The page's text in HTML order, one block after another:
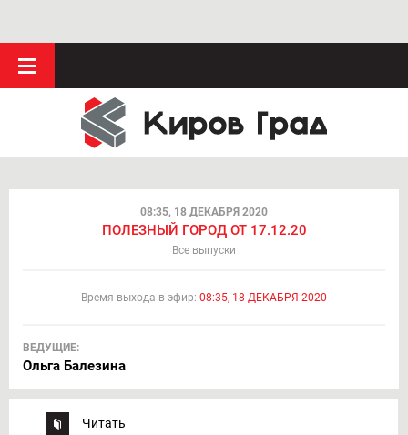
08:35, 18 ДЕКАБРЯ 2020
ПОЛЕЗНЫЙ ГОРОД ОТ 17.12.20
Все выпуски
Время выхода в эфир: 08:35, 18 ДЕКАБРЯ 2020
ВЕДУЩИЕ:
Ольга Балезина
Читать